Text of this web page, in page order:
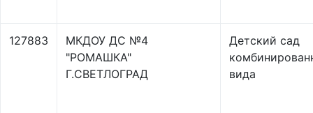
127883
МКДОУ ДС №4
"РОМАШКА"
Г.СВЕТЛОГРАД
Детский сад
вида